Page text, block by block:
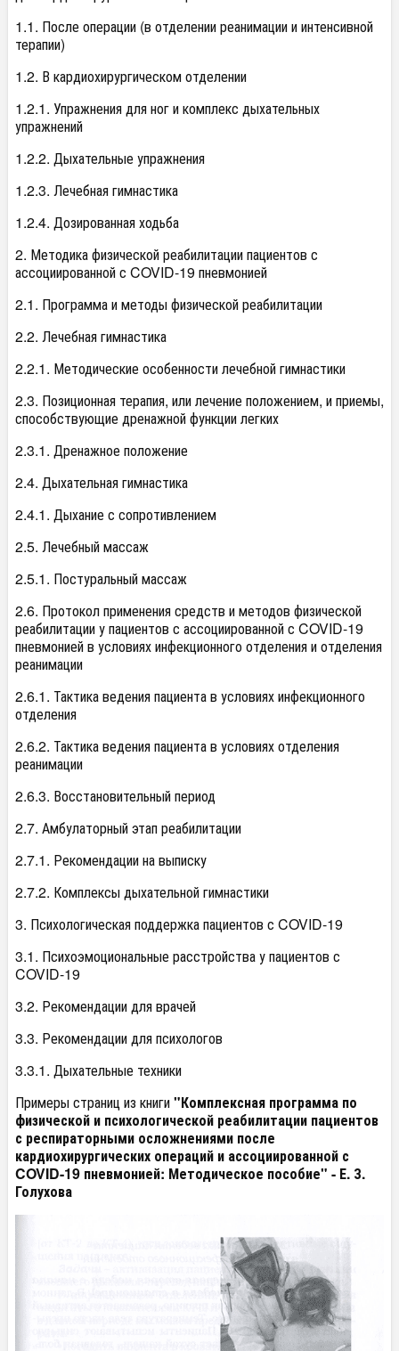
1.1. После операции (в отделении реанимации и интенсивной
терапии)
1.2. В кардиохирургическом отделении
1.2.1. Упражнения для ног и комплекс дыхательных
упражнений
1.2.2. Дыхательные упражнения
1.2.3. Лечебная гимнастика
1.2.4. Дозированная ходьба
2. Методика физической реабилитации пациентов с
ассоциированной с COVID-19 пневмонией
2.1. Программа и методы физической реабилитации
2.2. Лечебная гимнастика
2.2.1. Методические особенности лечебной гимнастики
2.3. Позиционная терапия, или лечение положением, и приемы,
способствующие дренажной функции легких
2.3.1. Дренажное положение
2.4. Дыхательная гимнастика
2.4.1. Дыхание с сопротивлением
2.5. Лечебный массаж
2.5.1. Постуральный массаж
2.6. Протокол применения средств и методов физической
реабилитации у пациентов с ассоциированной с COVID-19
пневмонией в условиях инфекционного отделения и отделения
реанимации
2.6.1. Тактика ведения пациента в условиях инфекционного
отделения
2.6.2. Тактика ведения пациента в условиях отделения
реанимации
2.6.3. Восстановительный период
2.7. Амбулаторный этап реабилитации
2.7.1. Рекомендации на выписку
2.7.2. Комплексы дыхательной гимнастики
3. Психологическая поддержка пациентов с COVID-19
3.1. Психоэмоциональные расстройства у пациентов с
COVID-19
3.2. Рекомендации для врачей
3.3. Рекомендации для психологов
3.3.1. Дыхательные техники
Примеры страниц из книги"Комплексная программа по
физической и психологической реабилитации пациентов
с респираторными осложнениями после
кардиохирургических операций и ассоциированной с
COVID-19 пневмонией: Методическое пособие" - Е. З.
Голухова